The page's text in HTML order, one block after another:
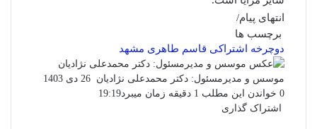
انتهای پیام/
برچسب ها
دوچرخه اشتراکی قاسم طاهری مشهد
موسس و مدیرمسئول: دکتر محمدعلی نژادیان ارسال 26 دی 1403
19:19
0 خواندن این مطلب 1 دقیقه زمان میبرد
اشتراک گذاری